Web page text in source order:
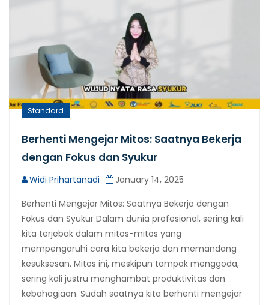
Standard
Berhenti Mengejar Mitos: Saatnya Bekerja
dengan Fokus dan Syukur
Widi Prihartanadi
January 14, 2025
Berhenti Mengejar Mitos: Saatnya Bekerja dengan
Fokus dan Syukur Dalam dunia profesional, sering kali
kita terjebak dalam mitos-mitos yang
mempengaruhi cara kita bekerja dan memandang
kesuksesan. Mitos ini, meskipun tampak menggoda,
sering kali justru menghambat produktivitas dan
kebahagiaan. Sudah saatnya kita berhenti mengejar